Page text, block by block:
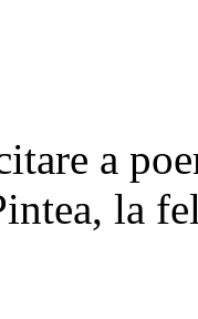
a
la